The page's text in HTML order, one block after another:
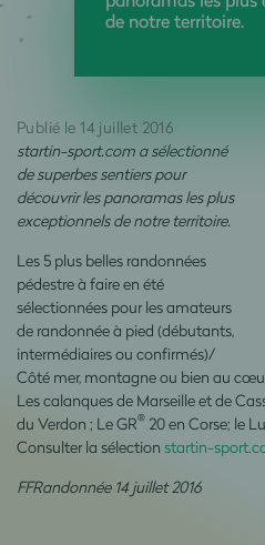
de notre territoire.
Publié le 14 juillet 2016
startin-sport.com a sélectionné
de superbes sentiers pour
découvrir les panoramas les plus
exceptionnels de notre territoire.
Les 5 plus belles randonnées
pédestre à faire en été
sélectionnées pour les amateurs
de randonnée à pied (débutants,
intermédiaires ou confirmés)/
Côté mer, montagne ou bien au
Les calanques de Marseille et de
du Verdon ; Le GR® 20 en Corse; le
Consulter la sélection startin-
FFRandonnée 14 juillet 2016